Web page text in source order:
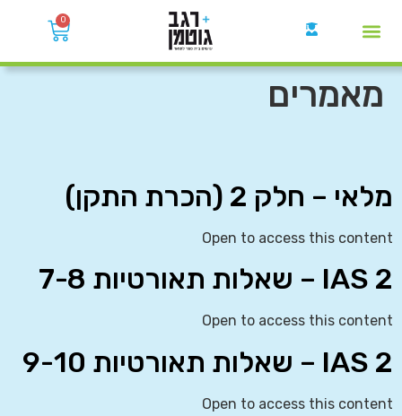
0
מאמרים
מלאי – חלק 2 (הכרת התקן)
Open to access this content
IAS 2 – שאלות תאורטיות 7-8
Open to access this content
IAS 2 – שאלות תאורטיות 9-10
Open to access this content